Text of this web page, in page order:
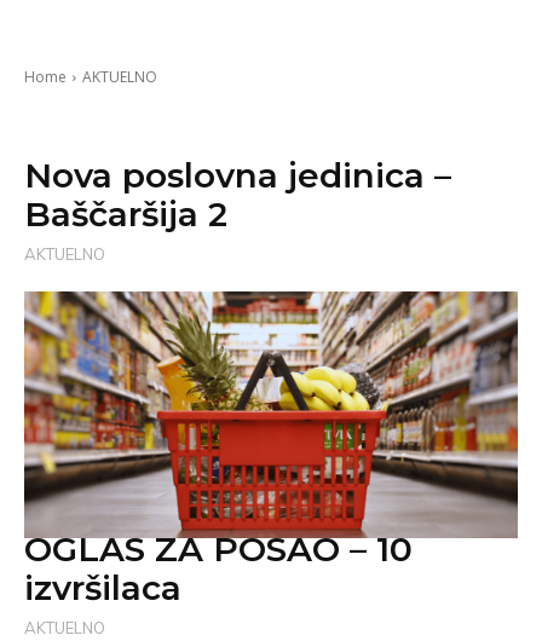
Home AKTUELNO
Nova poslovna jedinica –
Baščaršija 2
AKTUELNO
OGLAS ZA POSAO – 10
izvršilaca
AKTUELNO